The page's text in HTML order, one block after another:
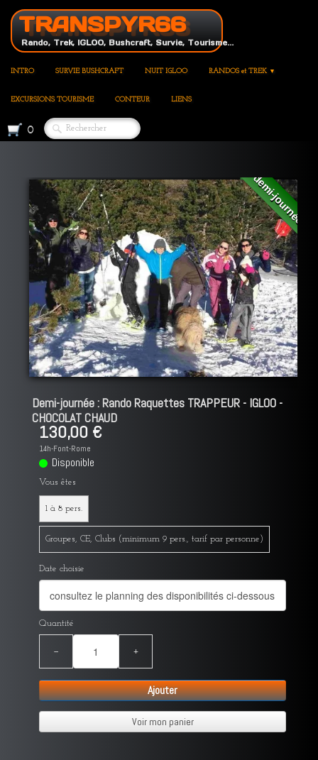
TRANSPYR66
Rando, Trek, IGLOO, Bushcraft, Survie, Tourisme...
INTRO SURVIE BUSHCRAFT NUIT IGLOO RANDOS et TREK ▼
EXCURSIONS TOURISME CONTEUR LIENS
0
demi-journée
Demi-journée : Rando Raquettes TRAPPEUR - IGLOO -
CHOCOLAT CHAUD
130,00 €
14h-Font-Rome
Disponible
Vous êtes
1 à 8 pers.
Groupes, CE, Clubs (minimum 9 pers., tarif par personne)
Date choisie
Quantité
− +
Ajouter
Voir mon panier